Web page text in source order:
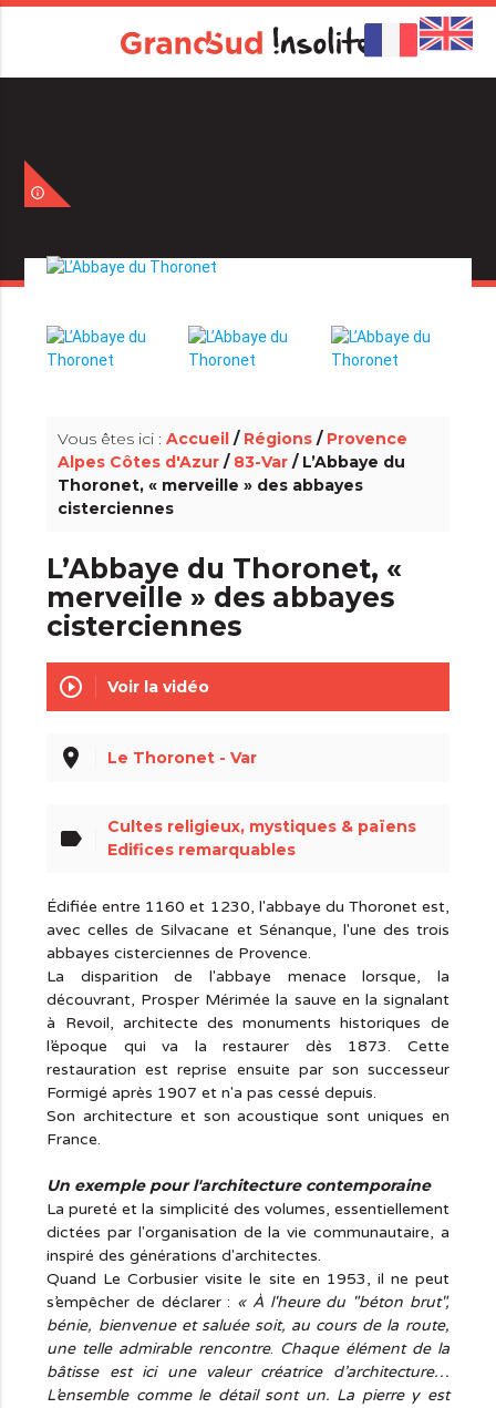
info_outline
Vous êtes ici :Accueil / Régions / Provence
Alpes Côtes d'Azur / 83-Var / L’Abbaye du
Thoronet, « merveille » des abbayes
cisterciennes
L’Abbaye du Thoronet, «
merveille » des abbayes
cisterciennes
play_circle_outline Voir la vidéo
place Le Thoronet - Var
label
Cultes religieux, mystiques & païens
Edifices remarquables
Édifiée entre 1160 et 1230, l'abbaye du Thoronet est,
avec celles de Silvacane et Sénanque, l'une des trois
abbayes cisterciennes de Provence.
La disparition de l'abbaye menace lorsque, la
découvrant, Prosper Mérimée la sauve en la signalant
à Revoil, architecte des monuments historiques de
l’époque qui va la restaurer dès 1873. Cette
restauration est reprise ensuite par son successeur
Formigé après 1907 et n'a pas cessé depuis.
Son architecture et son acoustique sont uniques en
France.
Un exemple pour l'architecture contemporaine
La pureté et la simplicité des volumes, essentiellement
dictées par l'organisation de la vie communautaire, a
inspiré des générations d'architectes.
Quand Le Corbusier visite le site en 1953, il ne peut
s’empêcher de déclarer : « À l'heure du "béton brut",
bénie, bienvenue et saluée soit, au cours de la route,
une telle admirable rencontre. Chaque élément de la
bâtisse est ici une valeur créatrice d’architecture…
L’ensemble comme le détail sont un. La pierre y est